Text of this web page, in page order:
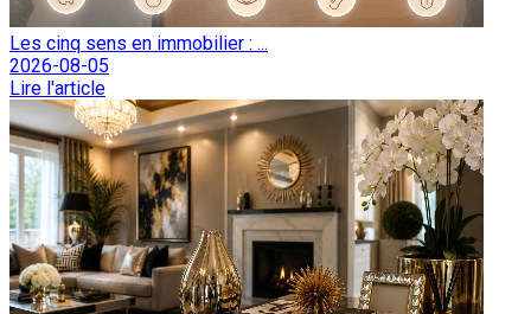
Les cinq sens en immobilier : ...
2026-08-05
Lire l'article